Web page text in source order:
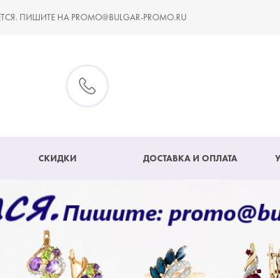
ПИШИТЕ НА PROMO@BULGAR-PROMO.RU
СКИДКИ ДОСТАВКА И ОПЛАТА